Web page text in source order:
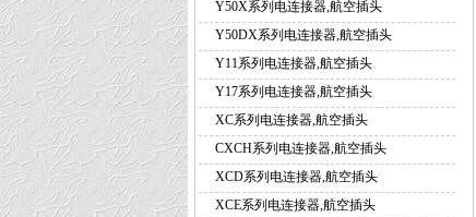
Y50X系列电连接器,航空插头
Y50DX系列电连接器,航空插头
Y11系列电连接器,航空插头
Y17系列电连接器,航空插头
XC系列电连接器,航空插头
CXCH系列电连接器,航空插头
XCD系列电连接器,航空插头
XCE系列电连接器,航空插头